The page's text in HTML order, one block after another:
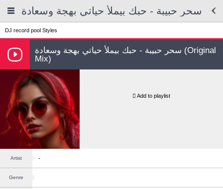
سحر حبيبة - حبك بيملأ حياتي بهجة وسعادة
DJ record pool Styles
سحر حبيبة - حبك بيملأ حياتي بهجة وسعادة (Original
Mix)
Add to playlist
Artist -
Genre